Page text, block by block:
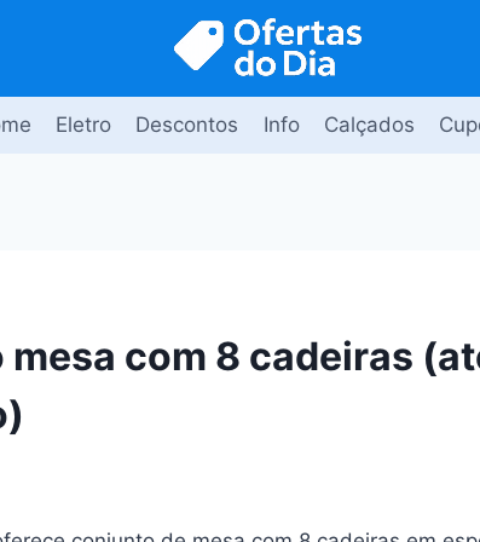
Eletro Descontos Info Calçados
com 8 cadeiras